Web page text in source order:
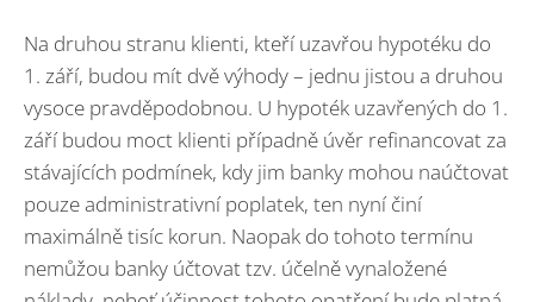
Na druhou stranu klienti, kteří uzavřou hypotéku do
1. září, budou mít dvě výhody – jednu jistou a druhou
vysoce pravděpodobnou. U hypoték uzavřených do 1.
září budou moct klienti případně úvěr refinancovat za
stávajících podmínek, kdy jim banky mohou naúčtovat
pouze administrativní poplatek, ten nyní činí
maximálně tisíc korun. Naopak do tohoto termínu
nemůžou banky účtovat tzv. účelně vynaložené